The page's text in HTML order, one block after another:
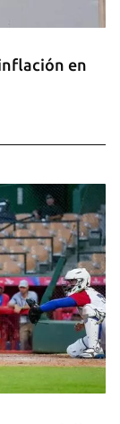
en
la luz y llegó